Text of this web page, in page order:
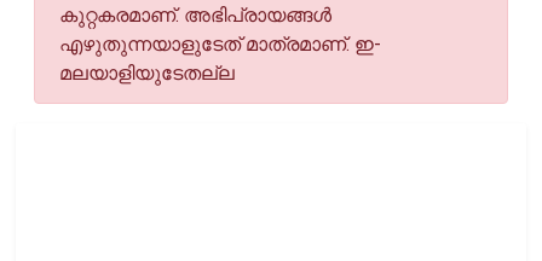
കുറ്റകരമാണ്. അഭിപ്രായങ്ങള്‍
എഴുതുന്നയാളുടേത് മാത്രമാണ്. ഇ-
മലയാളിയുടേതല്ല